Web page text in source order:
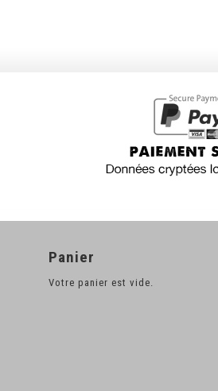
Panier
Votre panier est vide.